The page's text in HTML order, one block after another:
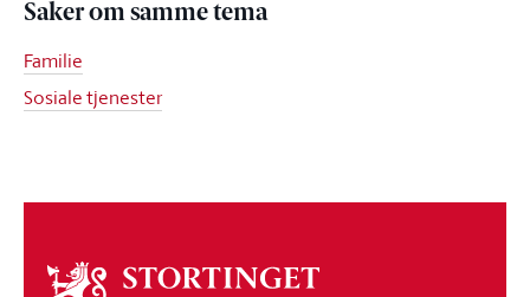
Saker om samme tema
Familie
Sosiale tjenester
Om